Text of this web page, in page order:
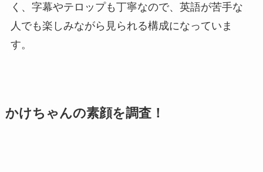
く、字幕やテロップも丁寧なので、英語が苦手な
人でも楽しみながら見られる構成になっていま
す。
かけちゃんの素顔を調査！